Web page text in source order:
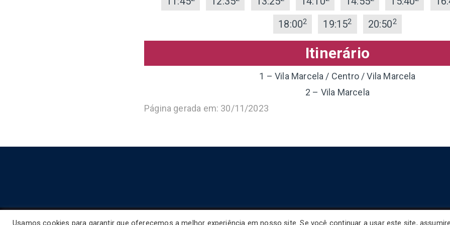
18:002 19:152 20:502
Itinerário
1 – Vila Marcela / Centro / Vila Marcela
2 – Vila Marcela
Página gerada em: 30/11/2023
Usamos cookies para garantir que oferecemos a melhor experiência em nosso site. Se você continuar a usar este site,